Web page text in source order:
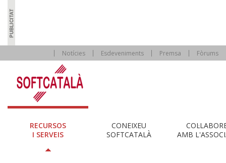
Notícies Esdeveniments Premsa Fòrums
RECURSOS
I SERVEIS
CONEIXEU
SOFTCATALÀ
AMB